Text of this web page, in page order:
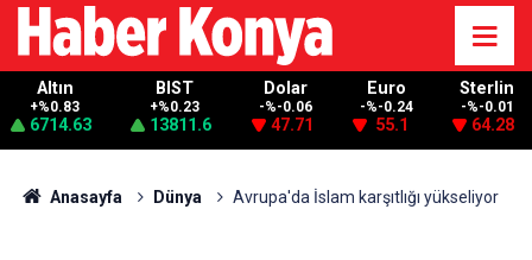
Altın
+%0.83
6714.63
BIST
+%0.23
13811.6
Dolar
-%-0.06
47.71
Euro
-%-0.24
55.1
Sterlin
-%-0.01
64.28
Anasayfa Dünya Avrupa'da İslam karşıtlığı yükseliyor